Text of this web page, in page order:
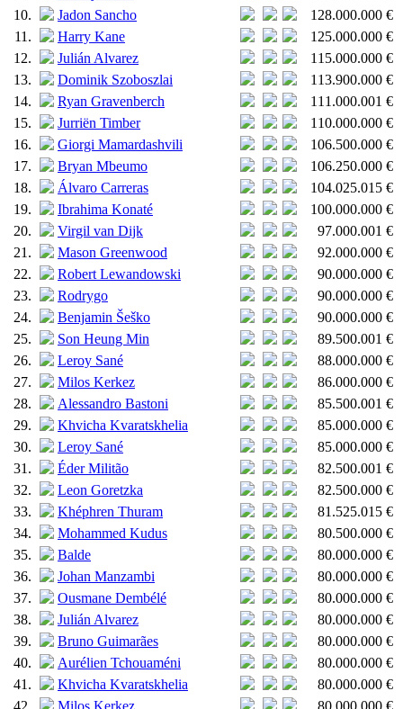
10.
Jadon Sancho
128.000.000 €
11.
Harry Kane
125.000.000 €
12.
Julián Alvarez
115.000.000 €
13.
Dominik Szoboszlai
113.900.000 €
14.
Ryan Gravenberch
111.000.001 €
15.
Jurriën Timber
110.000.000 €
16.
Giorgi Mamardashvili
106.500.000 €
17.
Bryan Mbeumo
106.250.000 €
18.
Álvaro Carreras
104.025.015 €
19.
Ibrahima Konaté
100.000.000 €
20.
Virgil van Dijk
97.000.001 €
21.
Mason Greenwood
92.000.000 €
22.
Robert Lewandowski
90.000.000 €
23.
Rodrygo
90.000.000 €
24.
Benjamin Šeško
90.000.000 €
25.
Son Heung Min
89.500.001 €
26.
Leroy Sané
88.000.000 €
27.
Milos Kerkez
86.000.000 €
28.
Alessandro Bastoni
85.500.001 €
29.
Khvicha Kvaratskhelia
85.000.000 €
30.
Leroy Sané
85.000.000 €
31.
Éder Militão
82.500.001 €
32.
Leon Goretzka
82.500.000 €
33.
Khéphren Thuram
81.525.015 €
34.
Mohammed Kudus
80.500.000 €
35.
Balde
80.000.000 €
36.
Johan Manzambi
80.000.000 €
37.
Ousmane Dembélé
80.000.000 €
38.
Julián Alvarez
80.000.000 €
39.
Bruno Guimarães
80.000.000 €
40.
Aurélien Tchouaméni
80.000.000 €
41.
Khvicha Kvaratskhelia
80.000.000 €
42.
Milos Kerkez 80.000.000 €